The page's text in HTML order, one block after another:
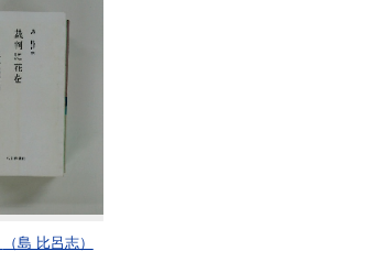
（島 比呂志）